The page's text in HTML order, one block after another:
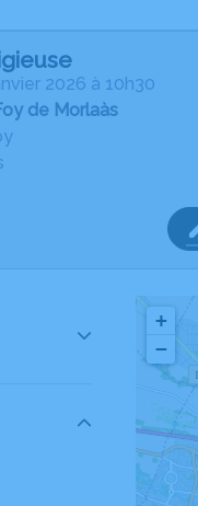
2026 à 10h30
de Morlaàs
+
−